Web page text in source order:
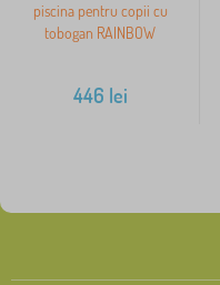
piscina pentru copii cu
tobogan RAINBOW
446 lei